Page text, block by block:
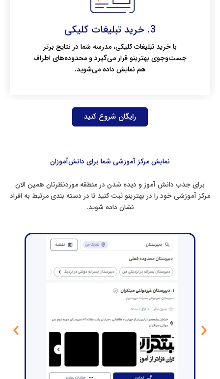
3. خرید تبلیغات کلیکی
با خرید تبلیغات کلیکی، مدرسه شما در نتایج برتر
جست‌وجوی بهترینو قرار می‌گیرد و محدوده‌های اطراف
هم نمایش داده می‌شوید.
رایگان شروع کنید
نمایش مرکز آموزشی شما برای دانش‌آموزان
برای جذب دانش آموز و دیده شدن در منطقه موردنظرتان همین الان
مرکز آموزشی خود را در بهترینو ثبت کنید تا در دسته بندی مرتبط به افراد
نشان داده شوید.